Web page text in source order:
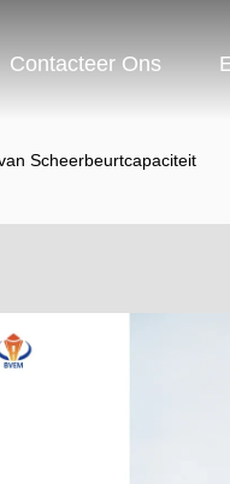
Contacteer Ons
Scheerbeurtcapaciteit